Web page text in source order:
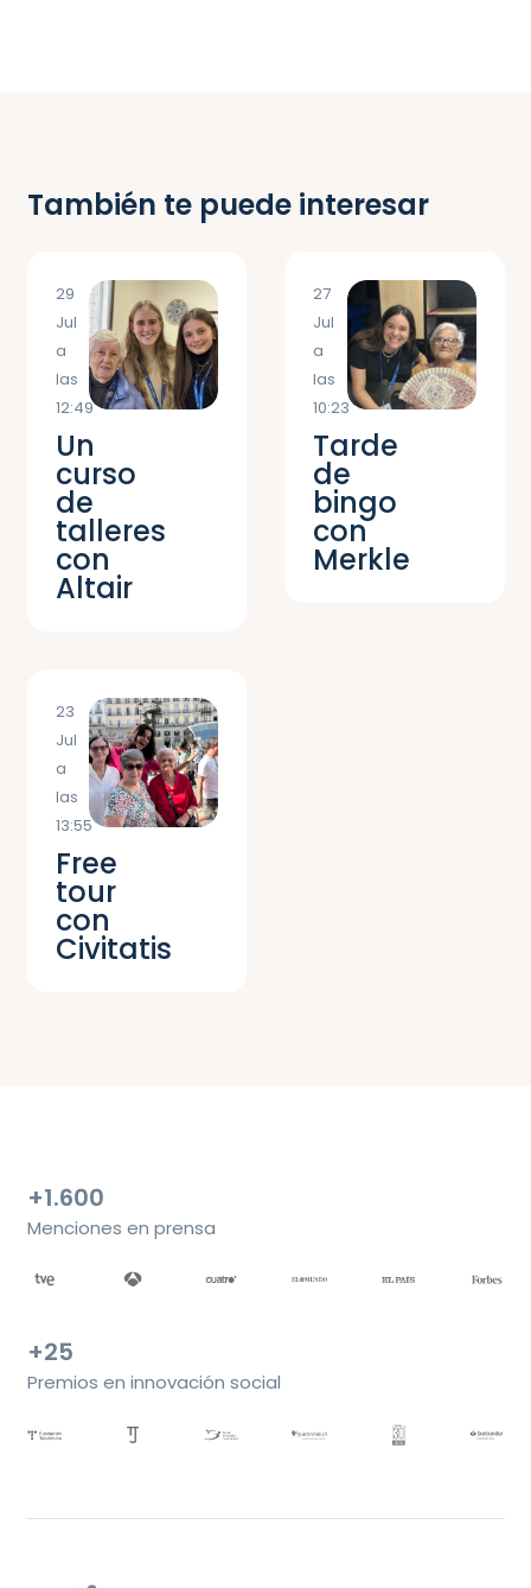
También te puede interesar
29
Jul
a
las
12:49
Un
curso
de
talleres
con
Altair
27
Jul
a
las
10:23
Tarde
de
bingo
con
Merkle
23
Jul
a
las
13:55
Free
tour
con
Civitatis
+1.600
Menciones en prensa
+25
Premios en innovación social